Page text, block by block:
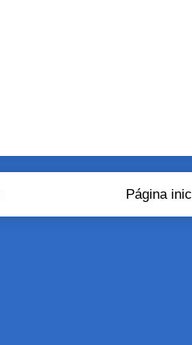
Página